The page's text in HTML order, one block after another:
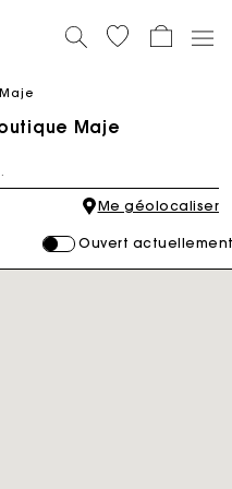
Maje
Me géolocaliser
Ouvert